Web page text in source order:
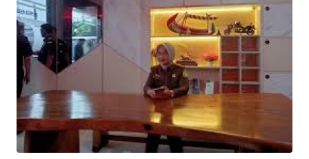
KESEHATAN
INTERNASIONAL
SERBA-SERBI
PENDIDIKAN